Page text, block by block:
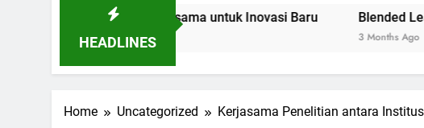
HEADLINES
Industri: Kerjasama untuk Inovasi Baru Blended Learning:
Home Uncategorized Kerjasama Penelitian antara